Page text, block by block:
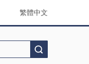
繁體中文